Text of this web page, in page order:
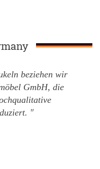
beziehen wir
GmbH, die